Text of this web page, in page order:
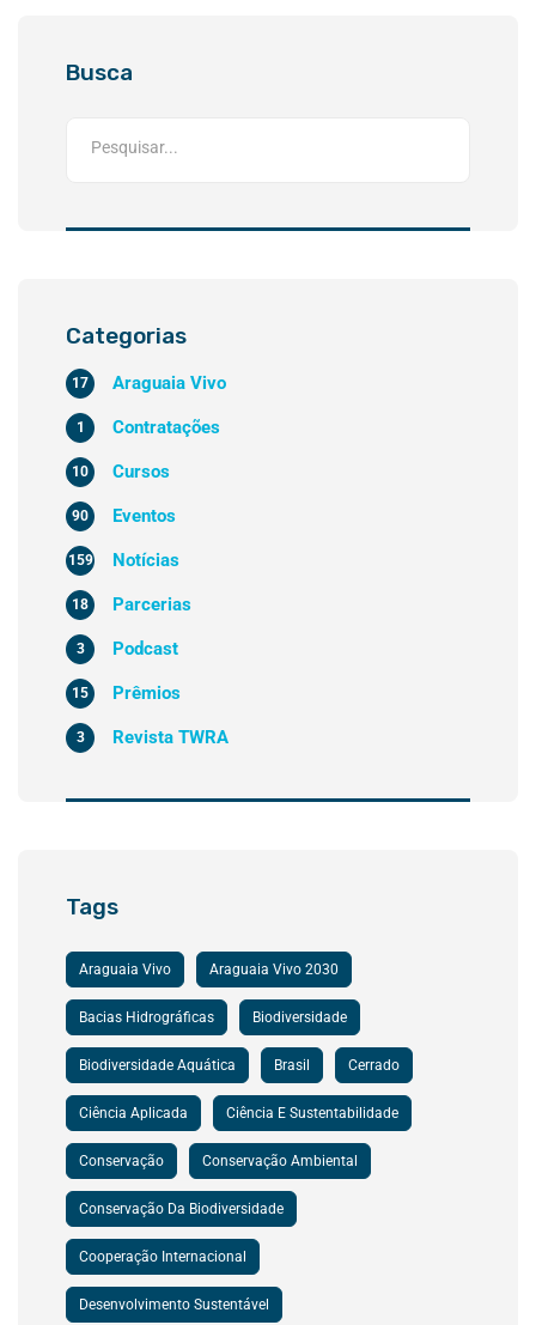
Busca
Categorias
Araguaia Vivo
17
Contratações
1
Cursos
10
Eventos
90
Notícias
159
Parcerias
18
Podcast
3
Prêmios
15
Revista TWRA
3
Tags
Araguaia Vivo Araguaia Vivo 2030
Bacias Hidrográficas Biodiversidade
Biodiversidade Aquática Brasil Cerrado
Ciência Aplicada Ciência E Sustentabilidade
Conservação Conservação Ambiental
Conservação Da Biodiversidade
Cooperação Internacional
Desenvolvimento Sustentável